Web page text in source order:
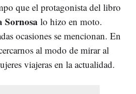
que el protagonista del libro
Sornosa lo hizo en moto.
ocasiones se mencionan. En
al modo de mirar al
viajeras en la actualidad.